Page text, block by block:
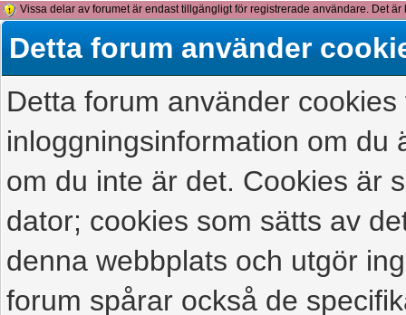
Vissa delar av forumet är endast tillgängligt för registrerade användare. Det
detta meddelande.
Detta forum använder
Detta forum använder
inloggningsinformation om du
om du inte är det. Cookies är
dator; cookies som sätts av
denna webbplats och utgör
forum spårar också de